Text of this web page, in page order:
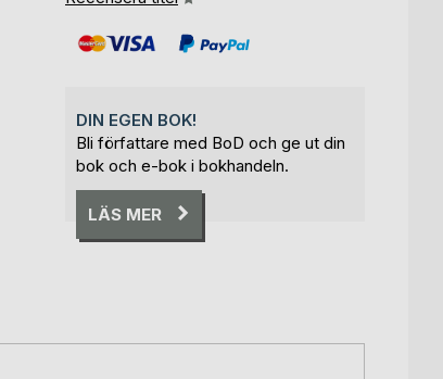
DIN EGEN BOK!
Bli författare med BoD och ge ut din
bok och e-bok i bokhandeln.
LÄS MER